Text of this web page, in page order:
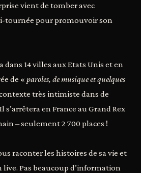
vient de tomber avec
tournée pour promouvoir son
dans 14 villes aux Etats Unis et en
de « paroles, de musique et quelques
très intimiste dans de
en France au Grand Rex
– seulement 2 700 places !
raconter les histoires de sa vie et
live. Pas beaucoup d’information